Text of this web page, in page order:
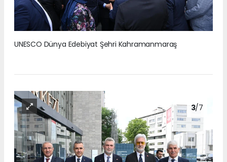
UNESCO Dünya Edebiyat Şehri Kahramanmaraş
3/7